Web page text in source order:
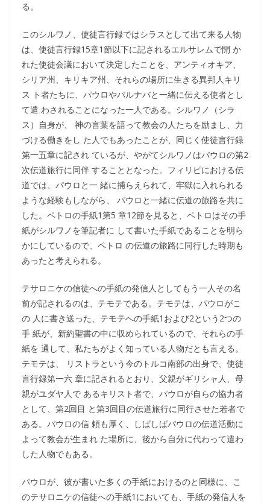
る。
このシルワノ、使徒言行録ではシラスとして出て来る人物
は、使徒言行録15章1節以下に記されるエルサレムで開 か
れた使徒会議において決定したことを、アンティオキア、
シリア州、キリキア州、それらの場所に生きる異邦人キリ
ス ト者たちに、パウロやバルナバと一緒に伝える使者とし
て遣 わされることになった一人である。シルワノ（シラ
ス）自身が、 神の言葉を語って教会の人たちを励まし、力
づける働きをし た人でもあったことが、同じく使徒言行録
第一五章に記され ているが、やがてシルワノはパウロの第2
次伝道旅行に同伴 することとなった。フィリピにおける伝
道では、パウロと一 緒に捕らえられて、牢獄に入れられる
ような経験もしながら、 パウロと一緒に伝道の旅路を共に
した。ペトロの手紙1第5 章12節を見ると、ペトロはその手
紙がシルワノを筆記者に して書いた手紙であることを明ら
かにしているので、ペトロ の伝道の旅路に同行した時期も
あったと考えられる。
テサロニケの信徒への手紙の発信人としてもう一人その名
前が記されるのは、テモテである。テモテは、パウロがこ
の 人に書き送った、テモテへの手紙1および2という2つの
手 紙が、新約聖書の中に収められているので、それらの手
紙を 通して、私たちがよく知っている人物だとも言える。
テモテは、 リストラという今のトルコ南部の出身で、使徒
言行録第一六 章に記されるとおり、父親がギリシャ人、母
親がユダヤ人で あるキリスト者で、パウロが自らの協力者
として、第2回目 と第3回目の伝道旅行に同行させた若者で
ある。パウロの信 頼も厚く、しばしばパウロの伝道活動に
よって教会が生まれ た場所に、後から自分に代わって遣わ
した人物でもある。
パウロが、彼が書いた多くの手紙におけるのと同様に、こ
のテサロニケの信徒への手紙1においても、手紙の発信人を